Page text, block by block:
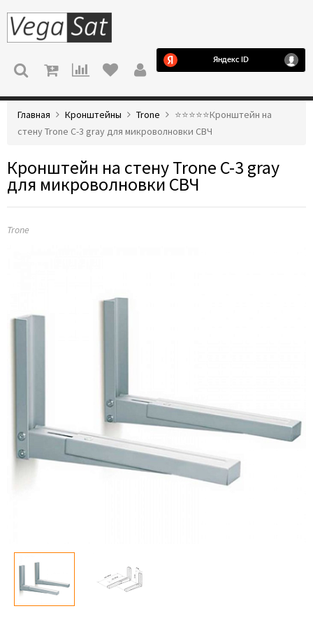
МЕНЮ
Главная Кронштейны Trone
⭐️⭐️⭐️⭐️⭐️Кронштейн на
стену Trone С-3 gray для микроволновки СВЧ
Кронштейн на стену Trone С-3 gray
для микроволновки СВЧ
Trone